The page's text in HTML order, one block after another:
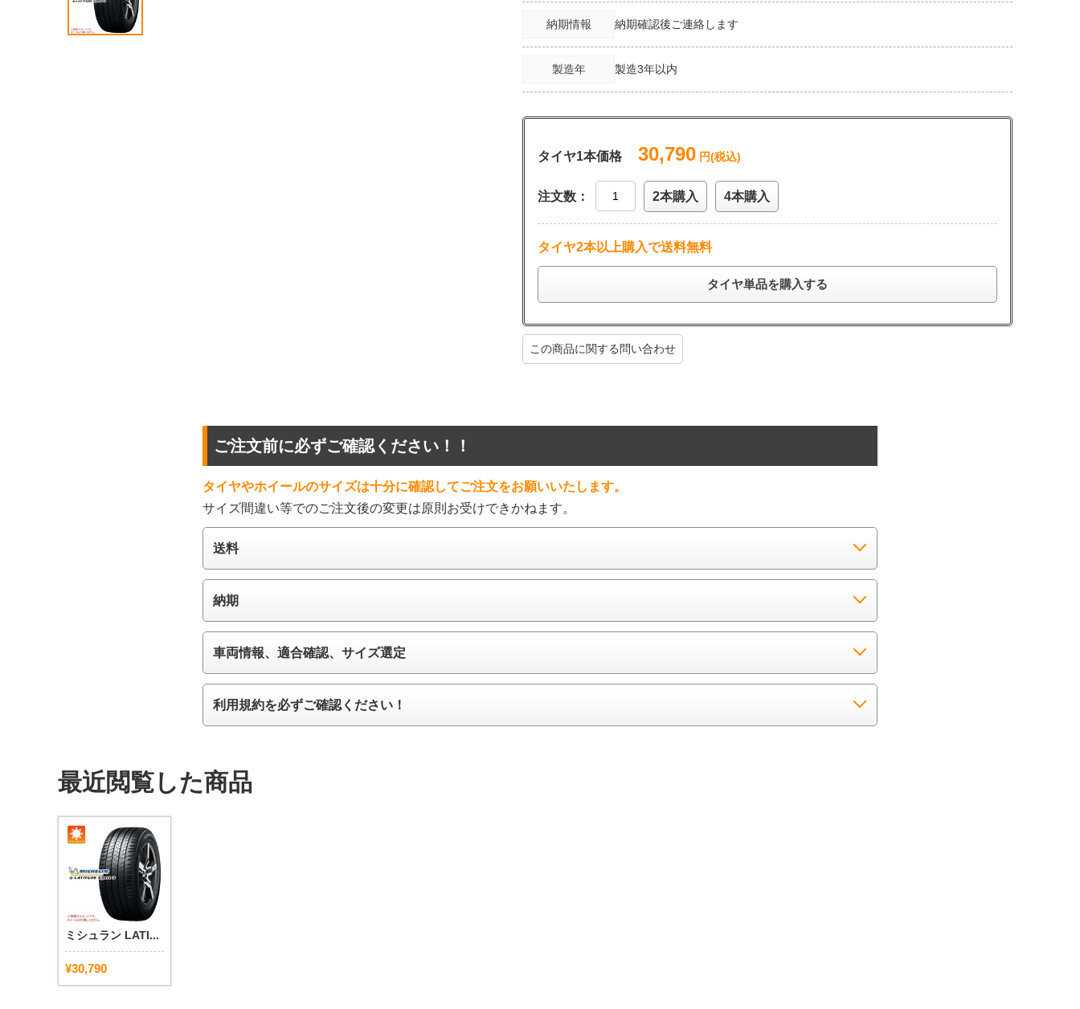
納期情報 納期確認後ご連絡します
製造年 製造3年以内
タイヤ1本価格 30,790 円(税込)
注文数： 2本購入 4本購入
タイヤ2本以上購入で送料無料
タイヤ単品を購入する
この商品に関する問い合わせ
ご注文前に必ずご確認ください！！
タイヤやホイールのサイズは十分に確認してご注文をお願いいたします。
サイズ間違い等でのご注文後の変更は原則お受けできかねます。
送料
納期
車両情報、適合確認、サイズ選定
利用規約を必ずご確認ください！
最近閲覧した商品
ミシュラン LATI...
¥30,790